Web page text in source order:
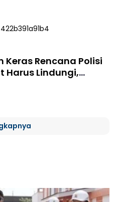
Keras Rencana Polisi
Harus Lindungi,